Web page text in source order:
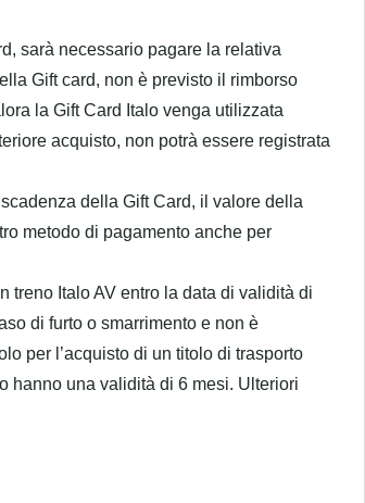
sarà necessario pagare la relativa
Gift card, non è previsto il rimborso
la Gift Card Italo venga utilizzata
acquisto, non potrà essere registrata
della Gift Card, il valore della
metodo di pagamento anche per
treno Italo AV entro la data di validità di
di furto o smarrimento e non è
per l’acquisto di un titolo di trasporto
hanno una validità di 6 mesi. Ulteriori